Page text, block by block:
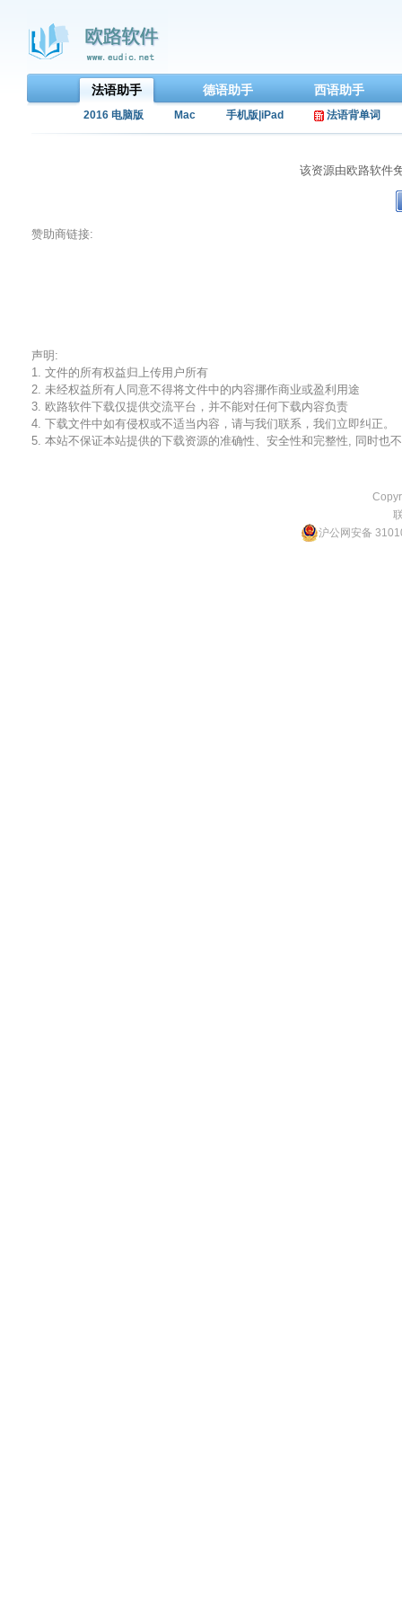
法语助手 德语助手 西语助手
2016 电脑版 Mac 手机版|iPad 法语背单词
该资源由欧路软件
赞助商链接:
声明:
1. 文件的所有权益归上传用户所有
2. 未经权益所有人同意不得将文件中的内容挪作商业或盈利用途
3. 欧路软件下载仅提供交流平台，并不能对任何下载内容负责
4. 下载文件中如有侵权或不适当内容，请与我们联系，我们立即纠正。
5. 本站不保证本站提供的下载资源的准确性、安全性和完整性, 同时也
沪公网安备